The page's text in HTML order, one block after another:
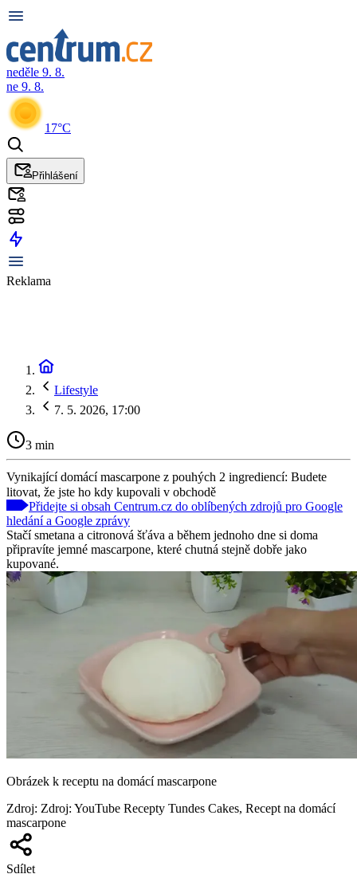
neděle 9. 8.
ne 9. 8.
17°C
Přihlášení
Reklama
Lifestyle
7. 5. 2026, 17:00
3 min
Vynikající domácí mascarpone z pouhých 2 ingrediencí: Budete
litovat, že jste ho kdy kupovali v obchodě
Přidejte si obsah Centrum.cz do oblíbených zdrojů pro Google
hledání a Google zprávy
Stačí smetana a citronová šťáva a během jednoho dne si doma
připravíte jemné mascarpone, které chutná stejně dobře jako
kupované.
Obrázek k receptu na domácí mascarpone
Zdroj: Zdroj: YouTube Recepty Tundes Cakes, Recept na domácí
mascarpone
Sdílet